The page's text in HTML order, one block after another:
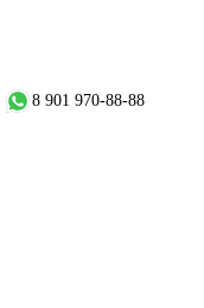
8 901 970-88-88